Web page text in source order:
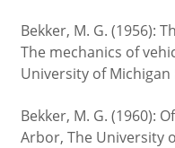
Bekker, M. G. (1956):
The mechanics of
University of Michigan
Bekker, M. G. (1960):
Arbor, The University